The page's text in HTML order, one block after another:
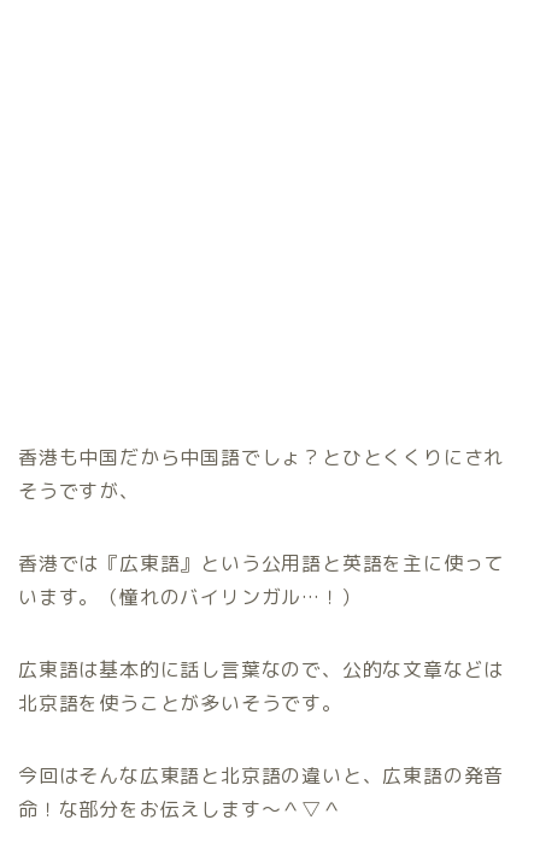
香港も中国だから中国語でしょ？とひとくくりにされ
そうですが、
香港では『広東語』という公用語と英語を主に使って
います。（憧れのバイリンガル…！）
広東語は基本的に話し言葉なので、公的な文章などは
北京語を使うことが多いそうです。
今回はそんな広東語と北京語の違いと、広東語の発音
命！な部分をお伝えします〜＾▽＾